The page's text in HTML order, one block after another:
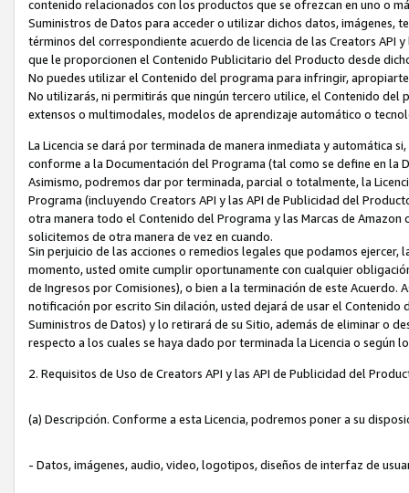
contenido relacionados con los productos que se ofrezcan en uno o
Suministros de Datos para acceder o utilizar dichos datos,
términos del correspondiente acuerdo de licencia de las Creators API
que le proporcionen el Contenido Publicitario del Producto desde
No puedes utilizar el Contenido del programa para infringir,
No utilizarás, ni permitirás que ningún tercero utilice, el Contenido
extensos o multimodales, modelos de aprendizaje automático o
La Licencia se dará por terminada de manera inmediata y automática
conforme a la Documentación del Programa (tal como se define en la
Asimismo, podremos dar por terminada, parcial o totalmente, la
Programa (incluyendo Creators API y las API de Publicidad del
otra manera todo el Contenido del Programa y las Marcas de
solicitemos de otra manera de vez en cuando.
Sin perjuicio de las acciones o remedios legales que podamos
momento, usted omite cumplir oportunamente con cualquier
de Ingresos por Comisiones), o bien a la terminación de este
notificación por escrito Sin dilación, usted dejará de usar el
Suministros de Datos) y lo retirará de su Sitio, además de eliminar o
respecto a los cuales se haya dado por terminada la Licencia o según
2. Requisitos de Uso de Creators API y las API de Publicidad del
(a) Descripción. Conforme a esta Licencia, podremos poner a su
- Datos, imágenes, audio, video, logotipos, diseños de interfaz de